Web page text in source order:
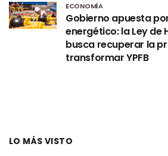
ECONOMÍA
Gobierno apuesta
energético: la Ley de
busca recuperar la
transformar YPFB
LO MÁS VISTO